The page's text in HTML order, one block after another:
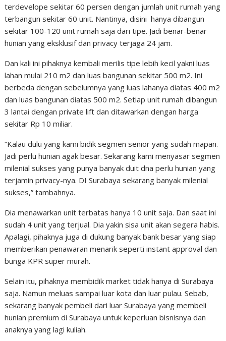
terdevelope sekitar 60 persen dengan jumlah unit rumah yang
terbangun sekitar 60 unit. Nantinya, disini hanya dibangun
sekitar 100-120 unit rumah saja dari tipe. Jadi benar-benar
hunian yang eksklusif dan privacy terjaga 24 jam.
Dan kali ini pihaknya kembali merilis tipe lebih kecil yakni luas
lahan mulai 210 m2 dan luas bangunan sekitar 500 m2. Ini
berbeda dengan sebelumnya yang luas lahanya diatas 400 m2
dan luas bangunan diatas 500 m2. Setiap unit rumah dibangun
3 lantai dengan private lift dan ditawarkan dengan harga
sekitar Rp 10 miliar.
“Kalau dulu yang kami bidik segmen senior yang sudah mapan.
Jadi perlu hunian agak besar. Sekarang kami menyasar segmen
milenial sukses yang punya banyak duit dna perlu hunian yang
terjamin privacy-nya. DI Surabaya sekarang banyak milenial
sukses,” tambahnya.
Dia menawarkan unit terbatas hanya 10 unit saja. Dan saat ini
sudah 4 unit yang terjual. Dia yakin sisa unit akan segera habis.
Apalagi, pihaknya juga di dukung banyak bank besar yang siap
memberikan penawaran menarik seperti instant approval dan
bunga KPR super murah.
Selain itu, pihaknya membidik market tidak hanya di Surabaya
saja. Namun meluas sampai luar kota dan luar pulau. Sebab,
sekarang banyak pembeli dari luar Surabaya yang membeli
hunian premium di Surabaya untuk keperluan bisnisnya dan
anaknya yang lagi kuliah.